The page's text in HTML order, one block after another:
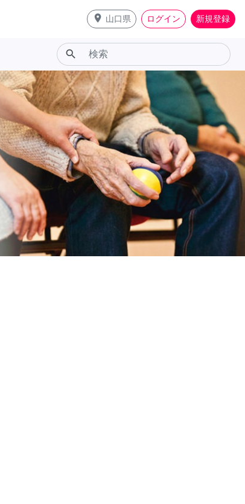
place 山口県 ログイン 新規登録
search